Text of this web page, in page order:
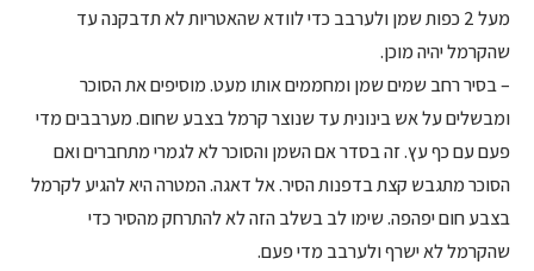
מעל 2 כפות שמן ולערבב כדי לוודא שהאטריות לא תדבקנה עד
שהקרמל יהיה מוכן.
– בסיר רחב שמים שמן ומחממים אותו מעט. מוסיפים את הסוכר
ומבשלים על אש בינונית עד שנוצר קרמל בצבע שחום. מערבבים מדי
פעם עם כף עץ. זה בסדר אם השמן והסוכר לא לגמרי מתחברים ואם
הסוכר מתגבש קצת בדפנות הסיר. אל דאגה. המטרה היא להגיע לקרמל
בצבע חום יפהפה. שימו לב בשלב הזה לא להתרחק מהסיר כדי
שהקרמל לא ישרף ולערבב מדי פעם.